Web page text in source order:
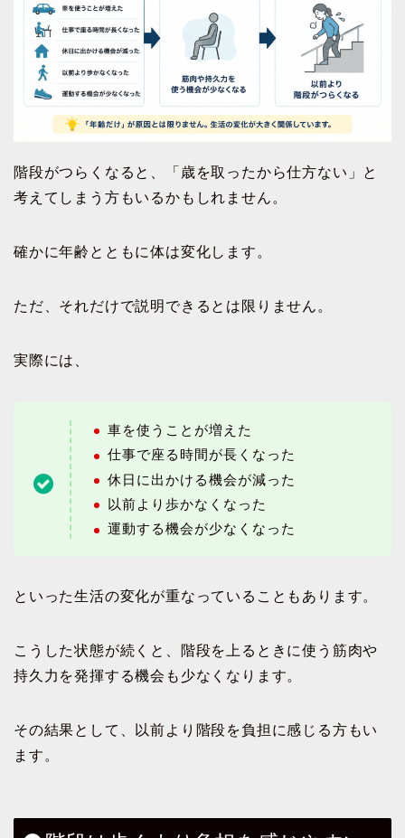
階段がつらくなると、「歳を取ったから仕方ない」と
考えてしまう方もいるかもしれません。
確かに年齢とともに体は変化します。
ただ、それだけで説明できるとは限りません。
実際には、
車を使うことが増えた
仕事で座る時間が長くなった
休日に出かける機会が減った
以前より歩かなくなった
運動する機会が少なくなった
といった生活の変化が重なっていることもあります。
こうした状態が続くと、階段を上るときに使う筋肉や
持久力を発揮する機会も少なくなります。
その結果として、以前より階段を負担に感じる方もい
ます。